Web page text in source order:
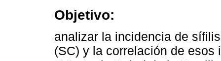
Objetivo:
analizar la incidencia de
(SC) y la correlación de